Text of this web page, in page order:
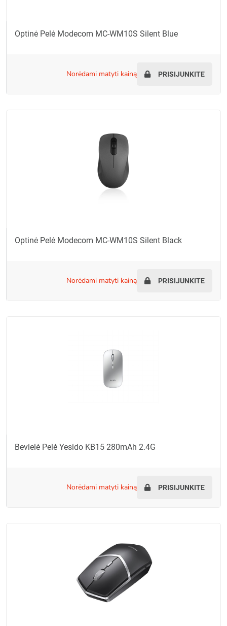
Optinė Pelė Modecom MC-WM10S Silent Blue
norėdami matyti kainą PRISIJUNKITE
Optinė Pelė Modecom MC-WM10S Silent Black
norėdami matyti kainą PRISIJUNKITE
Bevielė Pelė Yesido KB15 280mAh 2.4G
norėdami matyti kainą PRISIJUNKITE